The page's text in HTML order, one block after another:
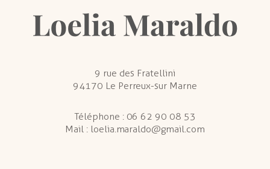
9 rue des Fratellini
94170 Le Perreux-sur Marne
Téléphone : 06 62 90 08 53
Mail : loelia.maraldo@gmail.com